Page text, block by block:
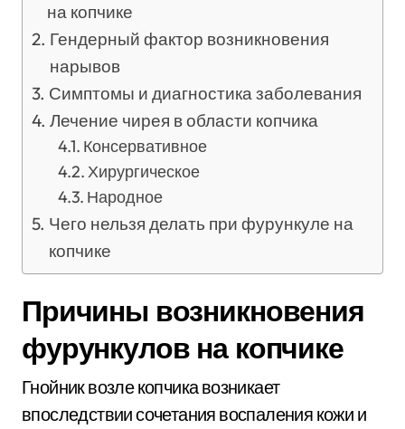
на копчике
Гендерный фактор возникновения
нарывов
Симптомы и диагностика заболевания
Лечение чирея в области копчика
Консервативное
Хирургическое
Народное
Чего нельзя делать при фурункуле на
копчике
Причины возникновения
фурункулов на копчике
Гнойник возле копчика возникает
впоследствии сочетания воспаления кожи и